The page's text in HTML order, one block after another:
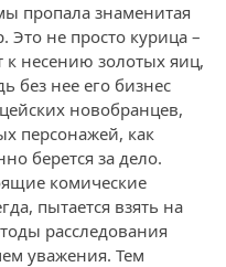
пропала знаменитая
не просто курица –
к несению золотых яиц,
без нее его бизнес
новобранцев,
персонажей, как
берется за дело.
комические
пытается взять на
расследования
уважения. Тем